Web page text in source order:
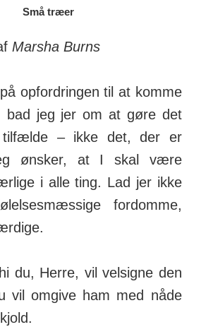
Små træer
Marsha Burns
op­for­dringen til at komme
bad jeg jer om at gøre det
– ikke det, der er
ønsker, at I skal være
i alle ting. Lad jer ikke
for­domme,
du, Herre, vil velsigne den
vil omgive ham med nåde